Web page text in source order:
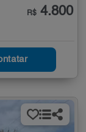
R$ 4.800